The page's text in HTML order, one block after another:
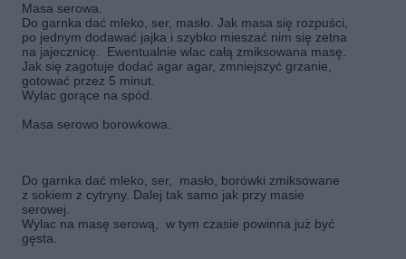
Masa serowa.
Do garnka dać mleko, ser, masło. Jak masa się rozpuści,
po jednym dodawać jajka i szybko mieszać nim się zetna
na jajecznicę. Ewentualnie wlac całą zmiksowana masę.
Jak się zagotuje dodać agar agar, zmniejszyć grzanie,
gotować przez 5 minut.
Wylac gorące na spód.
Masa serowo borowkowa.
Do garnka dać mleko, ser, masło, borówki zmiksowane
z sokiem z cytryny. Dalej tak samo jak przy masie
serowej.
Wylac na masę serową, w tym czasie powinna już być
gęsta.